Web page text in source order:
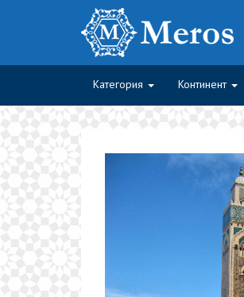
Категория Континент